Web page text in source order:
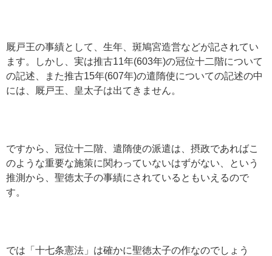
厩戸王の事績として、生年、斑鳩宮造営などが記されてい
ます。しかし、実は推古11年(603年)の冠位十二階について
の記述、また推古15年(607年)の遣隋使についての記述の中
には、厩戸王、皇太子は出てきません。
ですから、冠位十二階、遣隋使の派遣は、摂政であればこ
のような重要な施策に関わっていないはずがない、という
推測から、聖徳太子の事績にされているともいえるので
す。
では「十七条憲法」は確かに聖徳太子の作なのでしょう